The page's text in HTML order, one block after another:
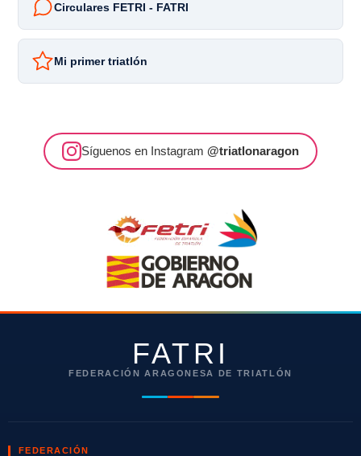
Circulares FETRI - FATRI
Mi primer triatlón
Síguenos en Instagram @triatlonaragon
FATRI
FEDERACIÓN ARAGONESA DE TRIATLÓN
FEDERACIÓN